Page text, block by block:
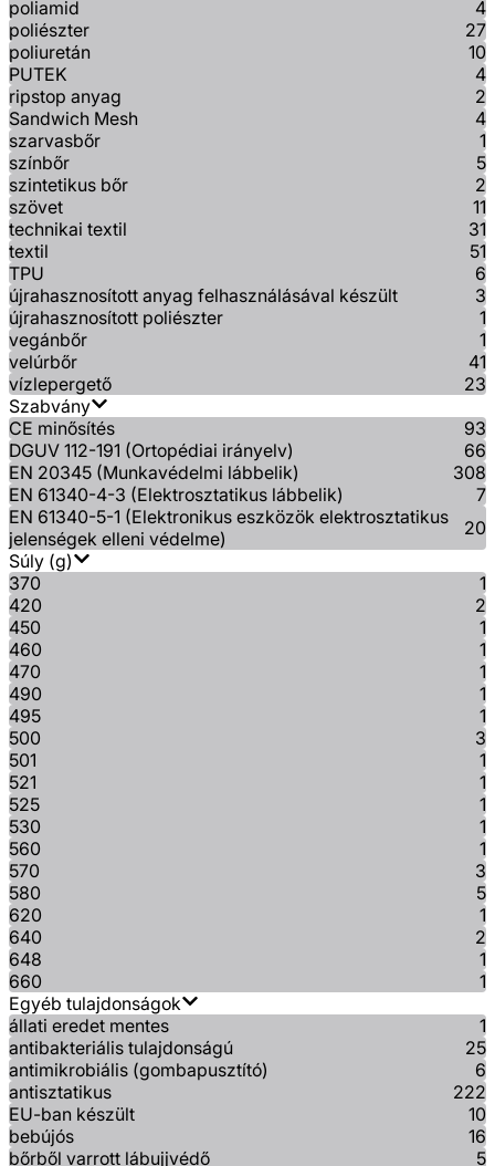
poliamid
4
poliészter
27
poliuretán
10
PUTEK
4
ripstop anyag
2
Sandwich Mesh
4
szarvasbőr
1
színbőr
5
szintetikus bőr
2
szövet
11
technikai textil
31
textil
51
TPU
6
újrahasznosított anyag felhasználásával készült
3
újrahasznosított poliészter
1
vegánbőr
1
velúrbőr
41
vízlepergető
23
Szabvány
CE minősítés
93
DGUV 112-191 (Ortopédiai irányelv)
66
EN 20345 (Munkavédelmi lábbelik)
308
EN 61340-4-3 (Elektrosztatikus lábbelik)
7
EN 61340-5-1 (Elektronikus eszközök elektrosztatikus
jelenségek elleni védelme)
20
Súly (g)
370
1
420
2
450
1
460
1
470
1
490
1
495
1
500
3
501
1
521
1
525
1
530
1
560
1
570
3
580
5
620
1
640
2
648
1
660
1
Egyéb tulajdonságok
állati eredet mentes
1
antibakteriális tulajdonságú
25
antimikrobiális (gombapusztító)
6
antisztatikus
222
EU-ban készült
10
bebújós
16
bőrből varrott lábujjvédő
5